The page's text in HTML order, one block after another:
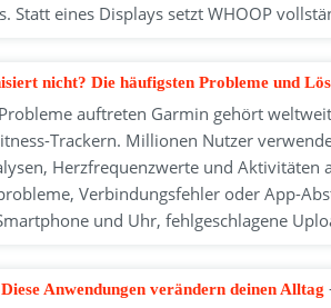
Statt eines Displays setzt WHOOP
nicht? Die häufigsten Probleme und
auftreten Garmin gehört
Trackern. Millionen Nutzer
Herzfrequenzwerte und
Verbindungsfehler oder App-
und Uhr, fehlgeschlagene
Anwendungen verändern deinen Alltag